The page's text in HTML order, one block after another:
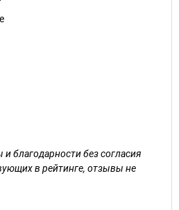
благодарности без согласия
в рейтинге, отзывы не